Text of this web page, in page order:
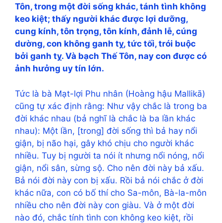
Tôn, trong một đời sống khác, tánh tình không
keo kiệt; thấy người khác được lợi dưỡng,
cung kính, tôn trọng, tôn kính, đảnh lễ, cúng
dường, con không ganh tỵ, tức tối, trói buộc
bởi ganh tỵ. Và bạch Thế Tôn, nay con được có
ảnh hưởng uy tín lớn.
Tức là bà Mạt-lợi Phu nhân (Hoàng hậu Mallikā)
cũng tự xác định rằng: Như vậy chắc là trong ba
đời khác nhau (bả nghĩ là chắc là ba lần khác
nhau): Một lần, [trong] đời sống thì bả hay nổi
giận, bị não hại, gây khó chịu cho người khác
nhiều. Tuy bị người ta nói ít nhưng nổi nóng, nổi
giận, nổi sân, sừng sộ. Cho nên đời này bả xấu.
Bả nói đời này con bị xấu. Rồi bả nói chắc ở đời
khác nữa, con có bố thí cho Sa-môn, Bà-la-môn
nhiều cho nên đời này con giàu. Và ở một đời
nào đó, chắc tính tình con không keo kiệt, rồi